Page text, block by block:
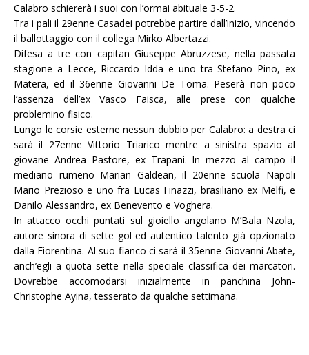
Calabro schiererà i suoi con l’ormai abituale 3-5-2.
Tra i pali il 29enne Casadei potrebbe partire dall’inizio, vincendo
il ballottaggio con il collega Mirko Albertazzi.
Difesa a tre con capitan Giuseppe Abruzzese, nella passata
stagione a Lecce, Riccardo Idda e uno tra Stefano Pino, ex
Matera, ed il 36enne Giovanni De Toma. Peserà non poco
l’assenza dell’ex Vasco Faisca, alle prese con qualche
problemino fisico.
Lungo le corsie esterne nessun dubbio per Calabro: a destra ci
sarà il 27enne Vittorio Triarico mentre a sinistra spazio al
giovane Andrea Pastore, ex Trapani. In mezzo al campo il
mediano rumeno Marian Galdean, il 20enne scuola Napoli
Mario Prezioso e uno fra Lucas Finazzi, brasiliano ex Melfi, e
Danilo Alessandro, ex Benevento e Voghera.
In attacco occhi puntati sul gioiello angolano M’Bala Nzola,
autore sinora di sette gol ed autentico talento già opzionato
dalla Fiorentina. Al suo fianco ci sarà il 35enne Giovanni Abate,
anch’egli a quota sette nella speciale classifica dei marcatori.
Dovrebbe accomodarsi inizialmente in panchina John-
Christophe Ayina, tesserato da qualche settimana.